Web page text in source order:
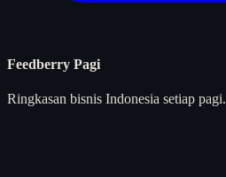
Feedberry Pagi
Ringkasan bisnis Indonesia setiap pagi.